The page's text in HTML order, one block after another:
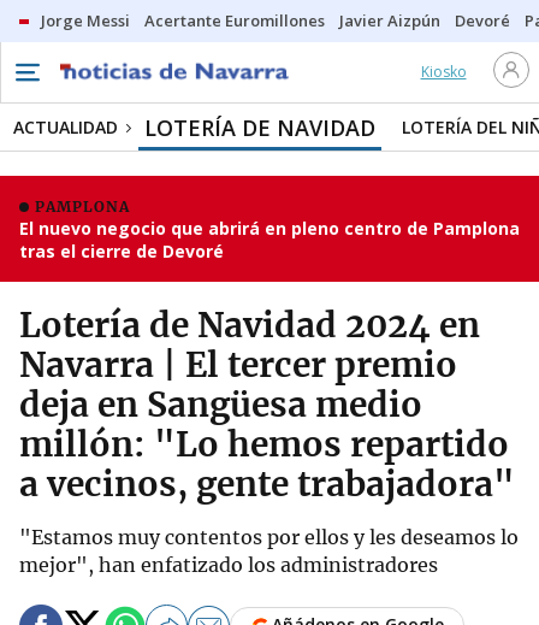
Jorge Messi Acertante Euromillones Javier Aizpún Devoré
Kiosko
ACTUALIDAD LOTERÍA DE NAVIDAD LOTERÍA DEL
PAMPLONA
El nuevo negocio que abrirá en pleno centro de Pamplona
tras el cierre de Devoré
Lotería de Navidad 2024 en
Navarra | El tercer premio
deja en Sangüesa medio
millón: "Lo hemos repartido
a vecinos, gente trabajadora"
"Estamos muy contentos por ellos y les deseamos lo
mejor", han enfatizado los administradores